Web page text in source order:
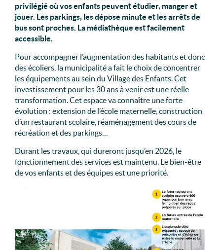
privilégié où vos enfants peuvent étudier, manger et
jouer. Les parkings, les dépose minute et les arrêts de
bus sont proches. La médiathèque est facilement
accessible.
Pour accompagner l’augmentation des habitants et donc
des écoliers, la municipalité a fait le choix de concentrer
les équipements au sein du Village des Enfants. Cet
investissement pour les 30 ans à venir est une réelle
transformation. Cet espace va connaître une forte
évolution : extension de l’école maternelle, construction
d’un restaurant scolaire, réaménagement des cours de
récréation et des parkings…
Durant les travaux, qui dureront jusqu’en 2026, le
fonctionnement des services est maintenu. Le bien-être
de vos enfants et des équipes est une priorité.